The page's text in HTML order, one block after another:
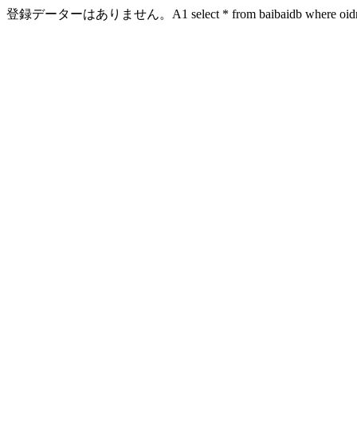
登録データーはありません。A1 select * from baibaidb where